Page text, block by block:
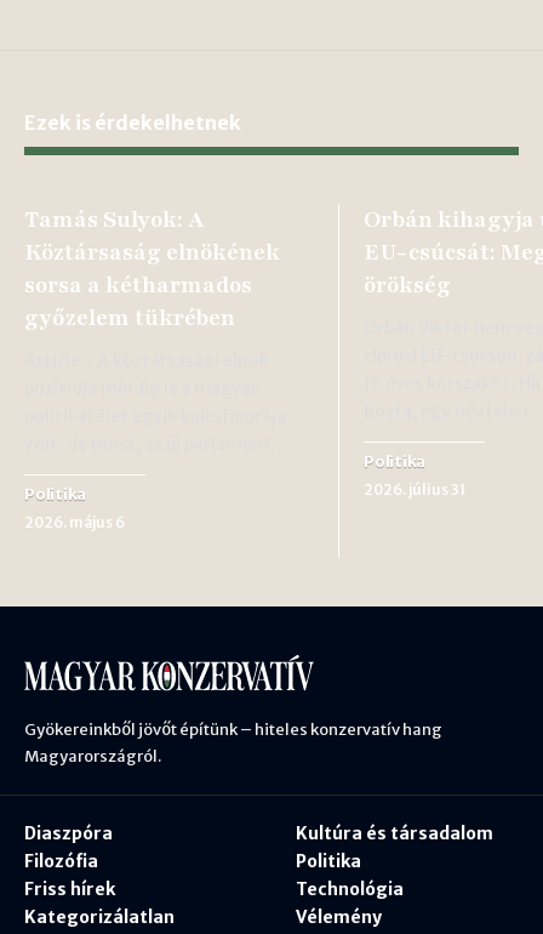
Ezek is érdekelhetnek
Tamás Sulyok: A
Köztársaság elnökének
sorsa a kétharmados
győzelem tükrében
Politika
2026. május 6
Orbán kihagyja
EU-csúcsát:
örökség
Politika
2026. július 31
Gyökereinkből jövőt építünk – hiteles konzervatív hang
Magyarországról.
Diaszpóra
Filozófia
Friss hírek
Kategorizálatlan
Kultúra és társadalom
Politika
Technológia
Vélemény